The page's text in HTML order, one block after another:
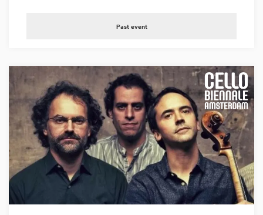
Past event